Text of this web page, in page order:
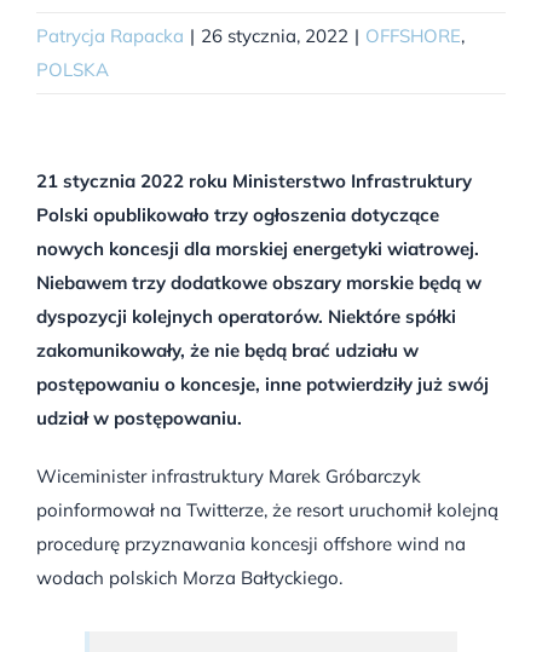
Patrycja Rapacka | 26 stycznia, 2022 | OFFSHORE,
POLSKA
21 stycznia 2022 roku Ministerstwo Infrastruktury
Polski opublikowało trzy ogłoszenia dotyczące
nowych koncesji dla morskiej energetyki wiatrowej.
Niebawem trzy dodatkowe obszary morskie będą w
dyspozycji kolejnych operatorów. Niektóre spółki
zakomunikowały, że nie będą brać udziału w
postępowaniu o koncesje, inne potwierdziły już swój
udział w postępowaniu.
Wiceminister infrastruktury Marek Gróbarczyk
poinformował na Twitterze, że resort uruchomił kolejną
procedurę przyznawania koncesji offshore wind na
wodach polskich Morza Bałtyckiego.